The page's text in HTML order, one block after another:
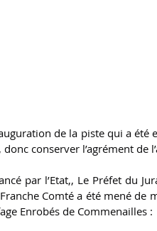
de la piste qui a
conserver l’agrément de
par l’Etat,, Le Préfet du
Comté a été mené de
Enrobés de Commenailles :